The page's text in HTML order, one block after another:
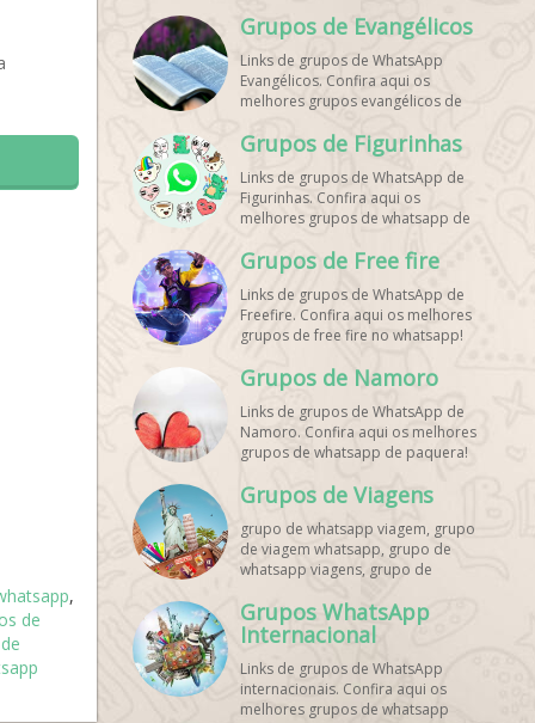
,
de
Grupo WhatsApp Dicas de Treino,
Grupo WhatsApp Futebol Ao Vivo.
Grupo WhatsApp Esporte, Grupos
de Esporte WhatsApp, WhatsApp
Esportes, Comunidade Esportiva
WhatsApp, Link Grupo WhatsApp
Esporte. Link Grupo WhatsApp
Esporte, Grupo WhatsApp Futebol,
Link Grupo Palpites Futebol
WhatsApp, Grupo WhatsApp NBA,
Grupos de Evangélicos
Links de grupos de WhatsApp
Evangélicos. Confira aqui os
melhores grupos evangélicos de
Grupos de Figurinhas
Links de grupos de WhatsApp de
Figurinhas. Confira aqui os
melhores grupos de whatsapp de
Grupos de Free fire
Links de grupos de WhatsApp de
Freefire. Confira aqui os melhores
grupos de free fire no whatsapp!
Grupos de Namoro
Links de grupos de WhatsApp de
Namoro. Confira aqui os melhores
grupos de whatsapp de paquera!
Grupos de Viagens
grupo de whatsapp viagem, grupo
de viagem whatsapp, grupo de
whatsapp viagens, grupo de
viagem barata whatsapp, grupo de
mochileiros whatsapp, grupo de
excursão whatsapp, grupo de
viagem em grupo whatsapp, grupo
de viagens nacionais whatsapp,
Grupos WhatsApp
Internacional
Links de grupos de WhatsApp
internacionais. Confira aqui os
melhores grupos de whatsapp